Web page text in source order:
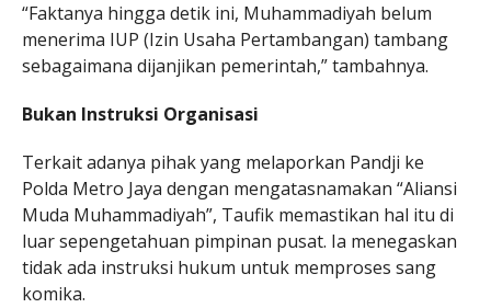
“Faktanya hingga detik ini, Muhammadiyah belum
menerima IUP (Izin Usaha Pertambangan) tambang
sebagaimana dijanjikan pemerintah,” tambahnya.
Bukan Instruksi Organisasi
Terkait adanya pihak yang melaporkan Pandji ke
Polda Metro Jaya dengan mengatasnamakan “Aliansi
Muda Muhammadiyah”, Taufik memastikan hal itu di
luar sepengetahuan pimpinan pusat. Ia menegaskan
tidak ada instruksi hukum untuk memproses sang
komika.